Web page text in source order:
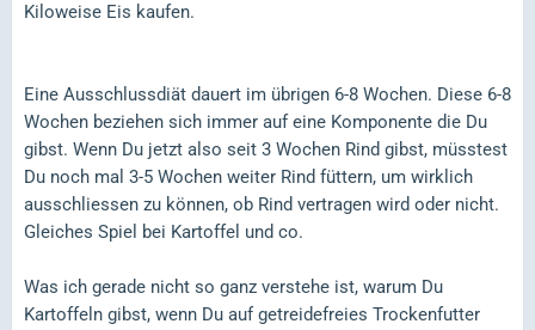
Kiloweise Eis kaufen.
Eine Ausschlussdiät dauert im übrigen 6-8 Wochen. Diese 6-8
Wochen beziehen sich immer auf eine Komponente die Du
gibst. Wenn Du jetzt also seit 3 Wochen Rind gibst, müsstest
Du noch mal 3-5 Wochen weiter Rind füttern, um wirklich
ausschliessen zu können, ob Rind vertragen wird oder nicht.
Gleiches Spiel bei Kartoffel und co.
Was ich gerade nicht so ganz verstehe ist, warum Du
Kartoffeln gibst, wenn Du auf getreidefreies Trockenfutter